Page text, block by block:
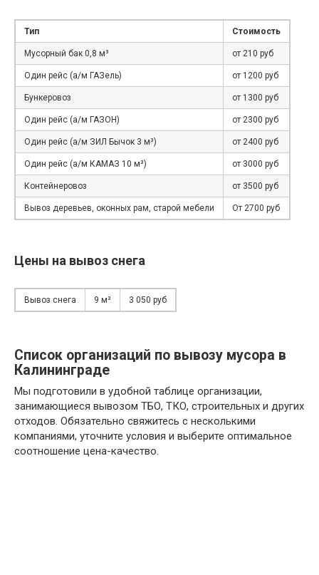
Тип Стоимость
Мусорный бак 0,8 м³ от 210 руб
Один рейс (а/м ГАЗель) от 1200 руб
Бункеровоз от 1300 руб
Один рейс (а/м ГАЗОН) от 2300 руб
Один рейс (а/м ЗИЛ Бычок 3 м³) от 2400 руб
Один рейс (а/м КАМАЗ 10 м³) от 3000 руб
Контейнеровоз от 3500 руб
Вывоз деревьев, оконных рам, старой мебели От 2700 руб
Цены на вывоз снега
Вывоз снега 9 м³ 3 050 руб
Список организаций по вывозу мусора в
Калининграде
Мы подготовили в удобной таблице организации,
занимающиеся вывозом ТБО, ТКО, строительных и других
отходов. Обязательно свяжитесь с несколькими
компаниями, уточните условия и выберите оптимальное
соотношение цена-качество.